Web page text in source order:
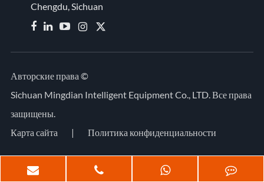
Chengdu, Sichuan
 
Авторские права ©
Sichuan Mingdian Intelligent Equipment Co., LTD.Все права
защищены.
Карта сайта
| Политика конфиденциальности